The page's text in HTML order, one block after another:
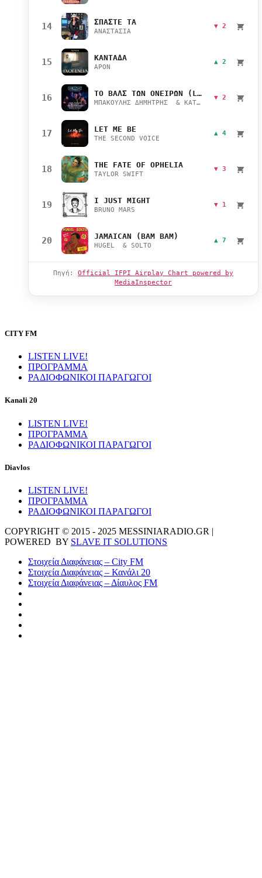
14 ΣΠΑΣΤΕ ΤΑ
ΑΝΑΣΤΑΣΙΑ
▼ 2
15 ΚΑΝΤΑΔΑ
APON
▲ 2
16 ΤΟ ΒΑΛΣ ΤΩΝ ΟΝΕΙΡΩΝ (LIVE)
ΜΠΑΚΟΥΛΗΣ ΔΗΜΗΤΡΗΣ & ΚΑΤΣΙΜΙΧΑ ΜΑΡΙΑΝΑ
▼ 2
17 LET ME BE
THE SECOND VOICE
▲ 4
18 THE FATE OF OPHELIA
TAYLOR SWIFT
▼ 3
19 I JUST MIGHT
BRUNO MARS
▼ 1
20 JAMAICAN (BAM BAM)
HUGEL & SOLTO
▲ 7
Πηγή: Official IFPI Airplay Chart powered by
MediaInspector
CITY FM
LISTEN LIVE!
ΠΡΟΓΡΑΜΜΑ
ΡΑΔΙΟΦΩΝΙΚΟΙ ΠΑΡΑΓΩΓΟΙ
Kanali 20
LISTEN LIVE!
ΠΡΟΓΡΑΜΜΑ
ΡΑΔΙΟΦΩΝΙΚΟΙ ΠΑΡΑΓΩΓΟΙ
Diavlos
LISTEN LIVE!
ΠΡΟΓΡΑΜΜΑ
ΡΑΔΙΟΦΩΝΙΚΟΙ ΠΑΡΑΓΩΓΟΙ
COPYRIGHT © 2015 - 2025 MESSINIARADIO.GR |
POWERED BY SLAVE IT SOLUTIONS
Στοιχεία Διαφάνειας – City FM
Στοιχεία Διαφάνειας – Κανάλι 20
Στοιχεία Διαφάνειας – Δίαυλος FM